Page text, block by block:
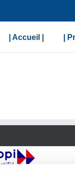
| Accueil | |